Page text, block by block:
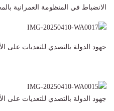
الانضباط في المنظومة العمرانية
جهود الدولة بالتصدي للتعديات على
جهود الدولة بالتصدي للتعديات على